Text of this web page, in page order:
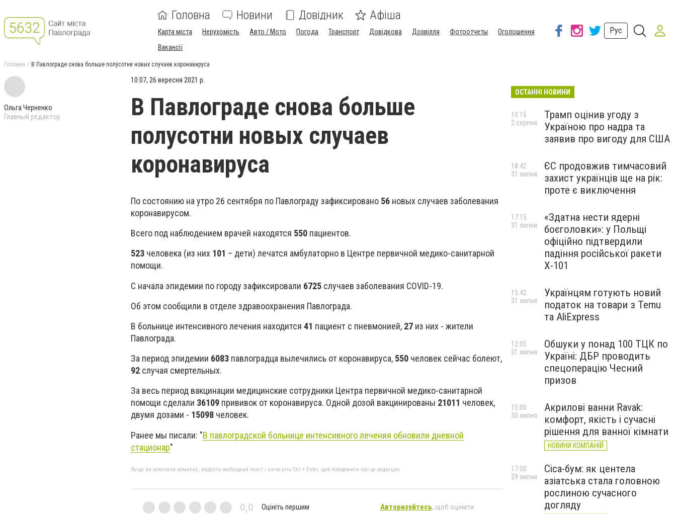
Головна Новини Довідник Афіша
Карта міста Нерухомість Авто / Мото Погода Транспорт Довідкова Дозвілля Фотоотчеты
Оголошення
Вакансії
Рус
Головна В Павлограде снова больше полусотни новых случаев коронавируса
Ольга Черненко
Главный редактор
10:07, 26 вересня 2021 р.
В Павлограде снова больше
полусотни новых случаев
коронавируса
По состоянию на утро 26 сентября по Павлограду зафиксировано 56 новых случаев заболевания
коронавирусом.
Всего под наблюдением врачей находятся 550 пациентов.
523 человека (из них 101 – дети) лечатся амбулаторно в Центре первичной медико-санитарной
помощи.
С начала эпидемии по городу зафиксировали 6725 случаев заболевания COVID-19.
Об этом сообщили в отделе здравоохранения Павлограда.
В больнице интенсивного лечения находится 41 пациент с пневмонией, 27 из них - жители
Павлограда.
За период эпидемии 6083 павлоградца вылечились от коронавируса, 550 человек сейчас болеют,
92 случая смертельных.
За весь период вакцинации медицинские сотрудники Центра первичной медико-санитарной
помощи сделали 36109 прививок от коронавируса. Одной дозой вакцинированы 21011 человек,
двумя дозами - 15098 человек.
Ранее мы писали: "В павлоградской больнице интенсивного лечения обновили дневной
стационар"
Якщо ви помітили помилку, виділіть необхідний текст і натисніть Ctrl + Enter, щоб повідомити про це редакцію
0,0 Оцініть першим Авторизуйтесь, щоб оцінити
ОСТАННІ НОВИНИ
Трамп оцінив угоду з
Україною про надра та
заявив про вигоду для США
10:15
2 серпня
ЄС продовжив тимчасовий
захист українців ще на рік:
проте є виключення
18:42
31 липня
«Здатна нести ядерні
боєголовки»: у Польщі
офіційно підтвердили
падіння російської ракети
Х-101
17:15
31 липня
Українцям готують новий
податок на товари з Temu
та AliExpress
15:42
31 липня
Обшуки у понад 100 ТЦК по
Україні: ДБР проводить
спецоперацію Чесний
призов
12:05
31 липня
Акрилові ванни Ravak:
комфорт, якість і сучасні
рішення для ванної кімнати
НОВИНИ КОМПАНІЙ
15:00
30 липня
Cica-бум: як центела
азіатська стала головною
рослиною сучасного
догляду
17:00
29 липня